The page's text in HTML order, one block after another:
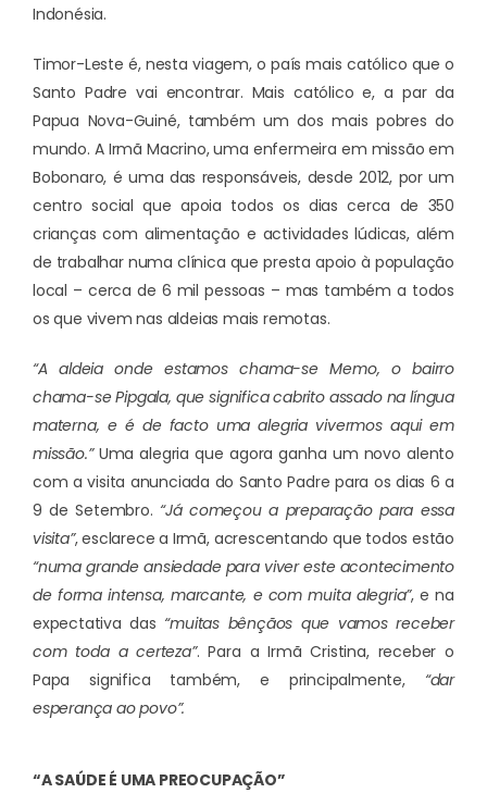
Indonésia.
Timor-Leste é, nesta viagem, o país mais católico que o
Santo Padre vai encontrar. Mais católico e, a par da
Papua Nova-Guiné, também um dos mais pobres do
mundo. A Irmã Macrino, uma enfermeira em missão em
Bobonaro, é uma das responsáveis, desde 2012, por um
centro social que apoia todos os dias cerca de 350
crianças com alimentação e actividades lúdicas, além
de trabalhar numa clínica que presta apoio à população
local – cerca de 6 mil pessoas – mas também a todos
os que vivem nas aldeias mais remotas.
“A aldeia onde estamos chama-se Memo, o bairro
chama-se Pipgala, que significa cabrito assado na língua
materna, e é de facto uma alegria vivermos aqui em
missão.”Uma alegria que agora ganha um novo alento
com a visita anunciada do Santo Padre para os dias 6 a
9 de Setembro. “Já começou a preparação para essa
visita”, esclarece a Irmã, acrescentando que todos estão
“numa grande ansiedade para viver este acontecimento
de forma intensa, marcante, e com muita alegria”, e na
expectativa das “muitas bênçãos que vamos receber
com toda a certeza”. Para a Irmã Cristina, receber o
Papa significa também, e principalmente, “dar
esperança ao povo”.
“A SAÚDE É UMA PREOCUPAÇÃO”